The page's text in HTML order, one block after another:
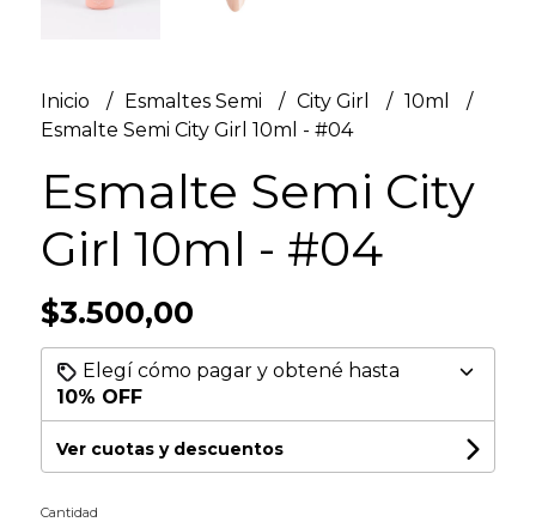
Inicio Esmaltes Semi City Girl
10ml
Esmalte Semi City Girl 10ml - #04
Esmalte Semi City
Girl 10ml - #04
$3.500,00
Elegí cómo pagar y obtené hasta
10% OFF
Ver cuotas y descuentos
Cantidad